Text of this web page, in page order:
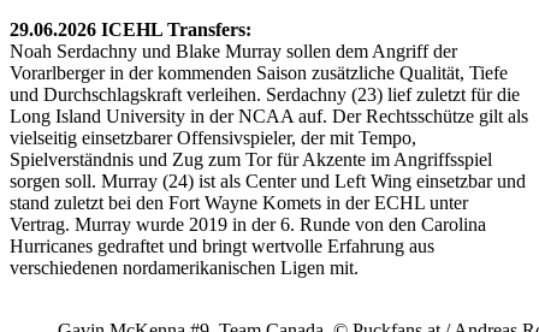
29.06.2026 ICEHL Transfers:
Noah Serdachny und Blake Murray sollen dem Angriff der
Vorarlberger in der kommenden Saison zusätzliche Qualität, Tiefe
und Durchschlagskraft verleihen. Serdachny (23) lief zuletzt für die
Long Island University in der NCAA auf. Der Rechtsschütze gilt als
vielseitig einsetzbarer Offensivspieler, der mit Tempo,
Spielverständnis und Zug zum Tor für Akzente im Angriffsspiel
sorgen soll. Murray (24) ist als Center und Left Wing einsetzbar und
stand zuletzt bei den Fort Wayne Komets in der ECHL unter
Vertrag. Murray wurde 2019 in der 6. Runde von den Carolina
Hurricanes gedraftet und bringt wertvolle Erfahrung aus
verschiedenen nordamerikanischen Ligen mit.